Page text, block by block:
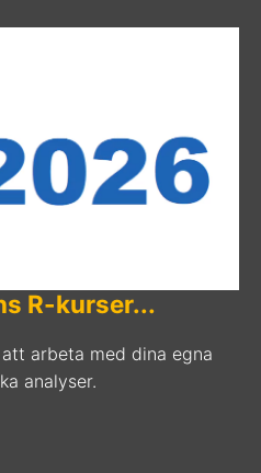
R-kurser...
arbeta med dina egna
analyser.